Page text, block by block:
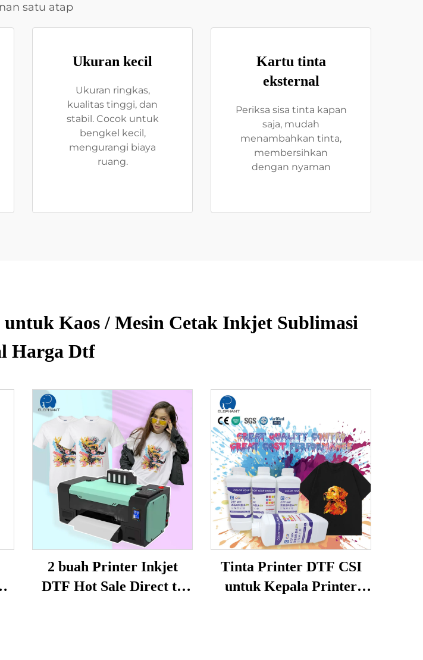
satu atap
Ukuran kecil
Ukuran ringkas,
kualitas tinggi, dan
stabil. Cocok untuk
bengkel kecil,
mengurangi biaya
ruang.
Kartu tinta
eksternal
Periksa sisa tinta kapan
saja, mudah
menambahkan tinta,
membersihkan
dengan nyaman
Kaos / Mesin Cetak Inkjet Sublimasi
Harga Dtf
2 buah Printer Inkjet
DTF Hot Sale Direct to
Tinta Printer DTF CSI
untuk Kepala Printer